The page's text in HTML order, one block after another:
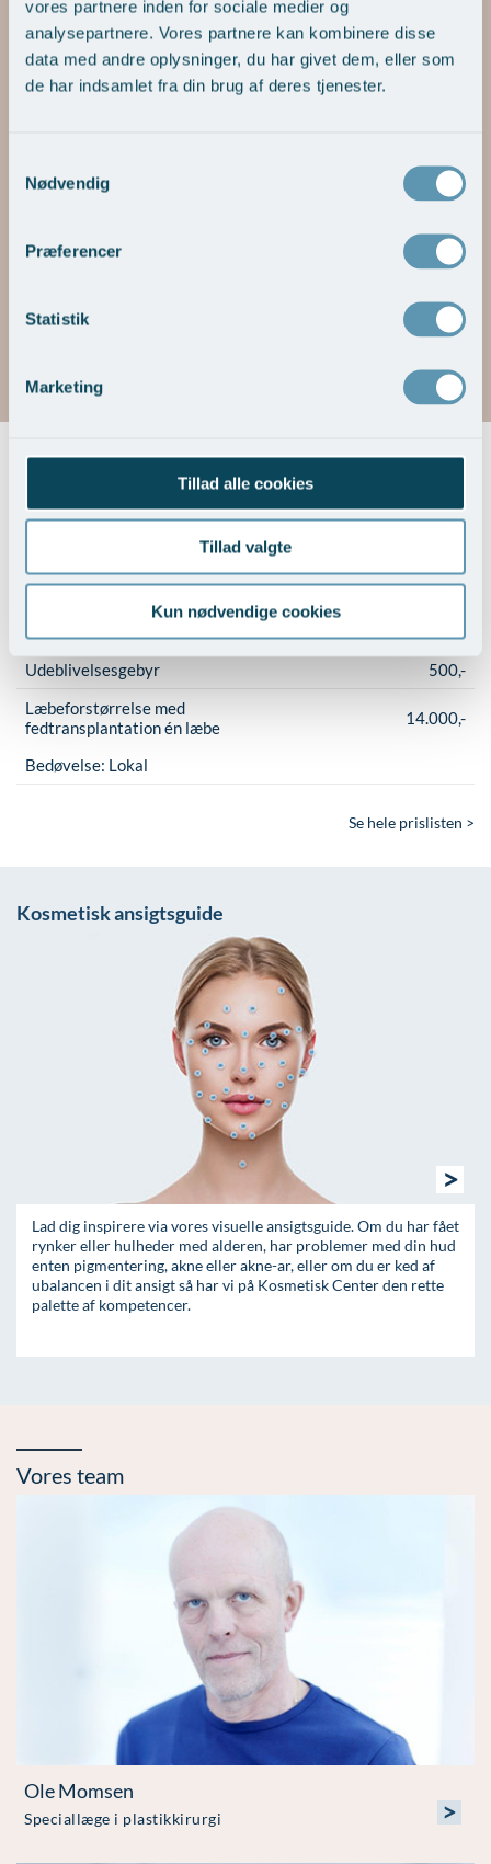
vores partnere inden for sociale medier og
analysepartnere. Vores partnere kan kombinere disse
data med andre oplysninger, du har givet dem, eller som
de har indsamlet fra din brug af deres tjenester.
Nødvendig
Præferencer
Statistik
Marketing
Tillad alle cookies
Tillad valgte
Kun nødvendige cookies
Kosmetisk ansigtsguide
>
Lad dig inspirere via vores visuelle ansigtsguide. Om du har fået
rynker eller hulheder med alderen, har problemer med din hud
enten pigmentering, akne eller akne-ar, eller om du er ked af
ubalancen i dit ansigt så har vi på Kosmetisk Center den rette
palette af kompetencer.
Bemærk det fuldstændigt naturlige udseende og den helt
naturlige form, hvilket er vanskeligt at opnå med fillers. Også
større forstørrelser er mulige. Men da forstørrelsen er blivende,
er det vigtigt ikke at overdrive
Kosmetisk konsultation pr. påbegyndt
time
Konsultation for tidligere opererede
patienter med nyt operationsønske
Udeblivelsesgebyr
500,-
Læbeforstørrelse med
fedtransplantation én læbe
14.000,-
Bedøvelse: Lokal
Se hele prislisten >
Vores team
Ole Momsen
Speciallæge i plastikkirurgi >